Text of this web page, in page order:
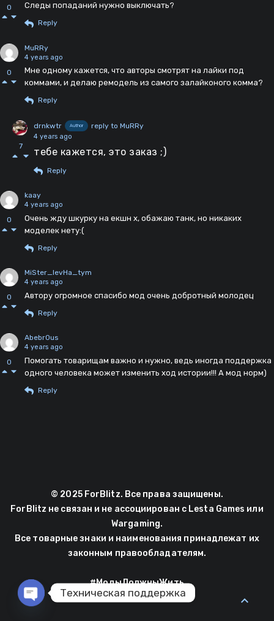
0 Следы попаданий нужно выключать?
Reply
0
MuRRy
4 years ago
Мне одному кажется, что авторы смотрят на лайки под
коммами, и делаю ремодель из самого залайконого комма?
Reply
7
drnkwtr Author reply to MuRRy
4 years ago
тебе кажется, это заказ ;)
Reply
0
kaay
4 years ago
Очень жду шкурку на екшн х, обажаю танк, но никаких
моделек нету:(
Reply
0
MiSter_levHa_tym
4 years ago
Автору огромное спасибо мод очень добротный молодец
Reply
0
Abebr0us
4 years ago
Помогать товарищам важно и нужно, ведь иногда поддержка
одного человека может изменить ход истории!!! А мод норм)
Reply
© 2025 ForBlitz. Все права защищены.
ForBlitz не связан и не ассоциирован с Lesta Games или
Wargaming.
Все товарные знаки и наименования принадлежат их
законным правообладателям.
#МодыДолжныЖить
expand_less
Техническая поддержка